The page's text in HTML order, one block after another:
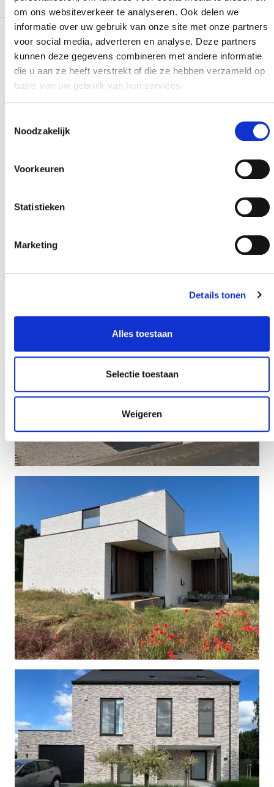
om ons websiteverkeer te analyseren. Ook delen we
informatie over uw gebruik van onze site met onze partners
voor social media, adverteren en analyse. Deze partners
kunnen deze gegevens combineren met andere informatie
die u aan ze heeft verstrekt of die ze hebben verzameld op
basis van uw gebruik van hun services.
Noodzakelijk
Voorkeuren
Statistieken
Marketing
Details tonen
Alles toestaan
Selectie toestaan
Weigeren
Meer realisaties